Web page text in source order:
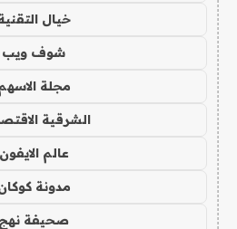
خيال
شوف ويب
مجلة
الشرقية
عالم الايفون
مدونة
صحيفة نهج